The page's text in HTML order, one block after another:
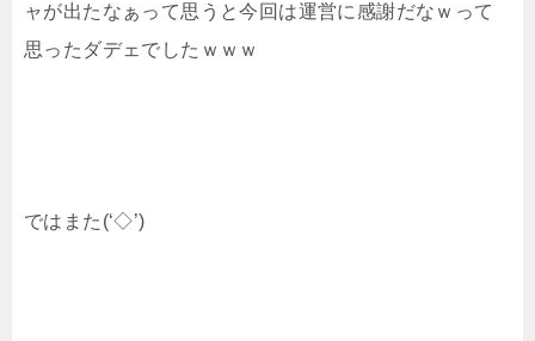
ャが出たなぁって思うと今回は運営に感謝だなｗって
思ったダデェでしたｗｗｗ
ではまた(‘◇’)ゞ